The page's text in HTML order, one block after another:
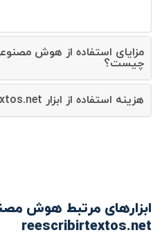
چیست؟
هزینه استفاده از ابزار reescribirtextos.net چقدر است؟
ابزارهای مرتبط هوش
reescribirtextos.net